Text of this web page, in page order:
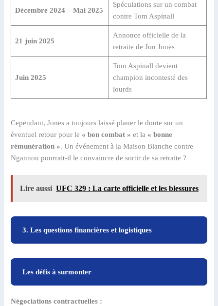
Décembre 2024 – Mai 2025
Spéculations sur un combat
contre Tom Aspinall
21 juin 2025
Annonce officielle de la
retraite de Jon Jones
Juin 2025
Tom Aspinall devient
champion incontesté des
lourds
Cependant, Jones a toujours laissé planer le doute sur un
éventuel retour pour le « bon combat » et la « bonne
rémunération ». Un événement à la Maison Blanche contre
Ngannou pourrait-il le convaincre de sortir de sa retraite ?
Lire aussi UFC 329 : La carte officielle et les blessures
3. Les questions financières et logistiques
Les défis à surmonter
Négociations contractuelles :